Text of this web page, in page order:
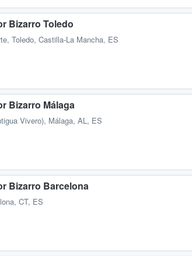
Bizarro Toledo
, Toledo, Castilla-La Mancha, ES
Bizarro Málaga
Vivero), Málaga, AL, ES
Bizarro Barcelona
CT, ES